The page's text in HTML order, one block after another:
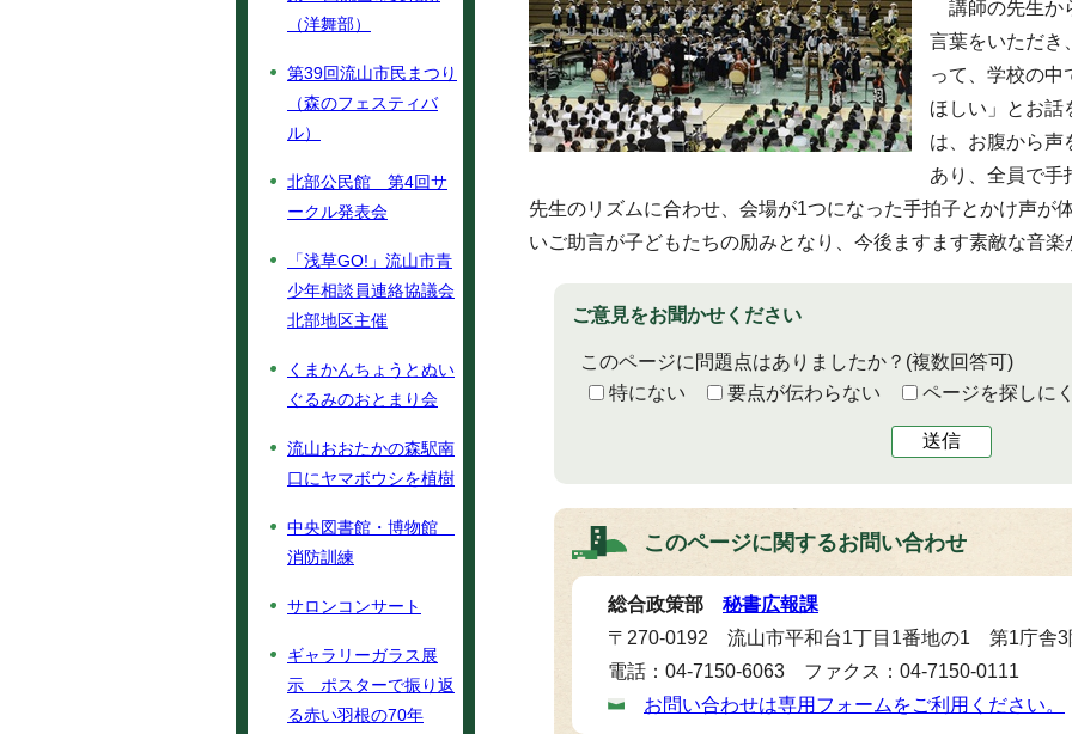
講師の先生か
言葉をいただき
って、学校の中
ほしい」とお話
は、お腹から声
あり、全員で手
先生のリズムに合わせ、会場が1つになった手拍子とかけ声が
いご助言が子どもたちの励みとなり、今後ますます素敵な音
ご意見をお聞かせください
このページに問題点はありましたか？ (複数回答可)
特にない
要点が伝わらない ページを探しに
送信
このページに関するお問い合わせ
総合政策部 秘書広報課
〒270-0192 流山市平和台1丁目1番地の1 第1庁舎3
電話：04-7150-6063 ファクス：04-7150-0111
お問い合わせは専用フォームをご利用ください。
（洋舞部）
第39回流山市民まつり
（森のフェスティバ
ル）
北部公民館 第4回サ
ークル発表会
「浅草GO!」流山市青
少年相談員連絡協議会
北部地区主催
くまかんちょうとぬい
ぐるみのおとまり会
流山おおたかの森駅南
口にヤマボウシを植樹
中央図書館・博物館
消防訓練
サロンコンサート
ギャラリーガラス展
示 ポスターで振り返
る赤い羽根の70年